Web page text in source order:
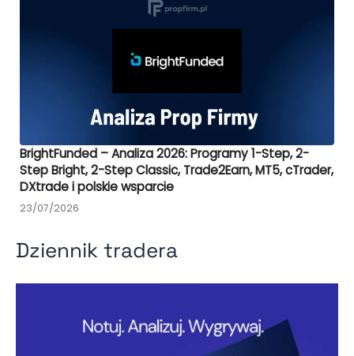
BrightFunded – Analiza 2026: Programy 1-Step, 2-
Step Bright, 2-Step Classic, Trade2Earn, MT5, cTrader,
DXtrade i polskie wsparcie
23/07/2026
Dziennik tradera